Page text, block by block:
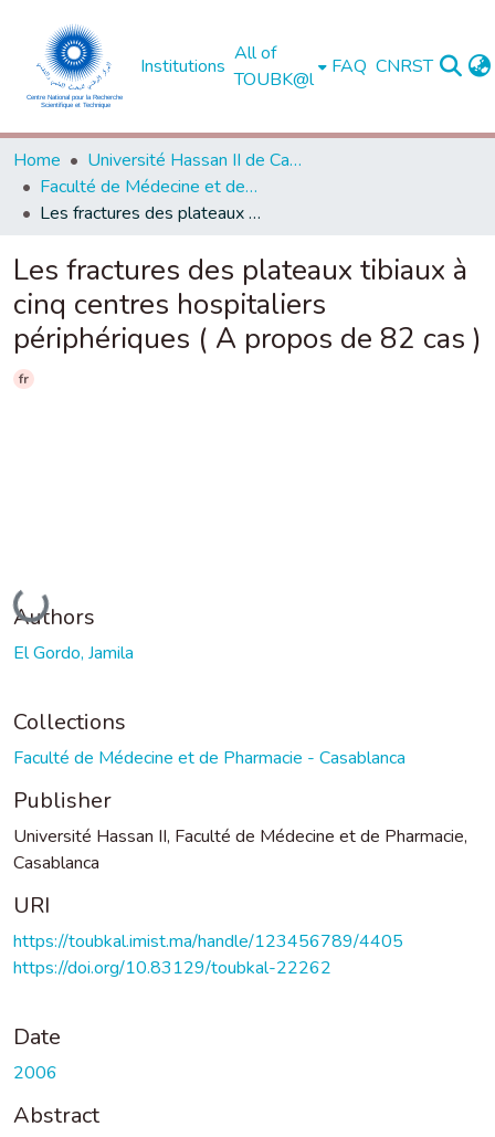
Institutions
All of
TOUBK@l
FAQ CNRST
Home
Université Hassan II de Casablanca
Faculté de Médecine et de Pharmacie - Casablanca
Les fractures des plateaux tibiaux à cinq centres hospitaliers périphériques ( A propos de 82 cas )
Les fractures des plateaux tibiaux à
cinq centres hospitaliers
périphériques ( A propos de 82 cas )
fr
Loading...
Authors
El Gordo, Jamila
Collections
Faculté de Médecine et de Pharmacie - Casablanca
Publisher
Université Hassan II, Faculté de Médecine et de Pharmacie,
Casablanca
URI
https://toubkal.imist.ma/handle/123456789/4405
https://doi.org/10.83129/toubkal-22262
Date
2006
Abstract